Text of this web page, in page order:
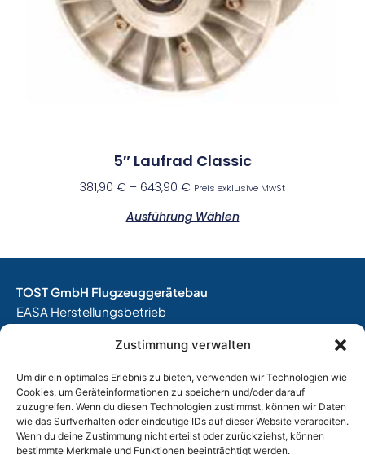
Zustimmung verwalten
Um dir ein optimales Erlebnis zu bieten, verwenden wir Technologien wie
Cookies, um Geräteinformationen zu speichern und/oder darauf
zuzugreifen. Wenn du diesen Technologien zustimmst, können wir Daten
wie das Surfverhalten oder eindeutige IDs auf dieser Website verarbeiten.
Wenn du deine Zustimmung nicht erteilst oder zurückziehst, können
bestimmte Merkmale und Funktionen beeinträchtigt werden.
5″ Laufrad Classic
381,90 € – 643,90 € Preis exklusive MwSt
Ausführung Wählen
TOST GmbH Flugzeuggerätebau
EASA Herstellungsbetrieb
Entwicklungsbetrieb
Thalkirchner Straße 62
80337 München
Tel. +49(0)89 544 599 0
E-Mail: info@tost.de